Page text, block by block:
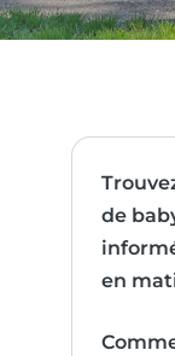
de
en